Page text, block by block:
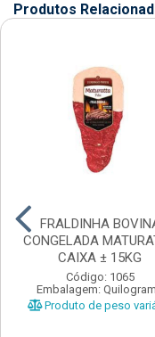
Produtos
FRALDINHA
CONGELADA
CAIXA ± 15KG
Código: 1065
Embalagem:
Produto de peso